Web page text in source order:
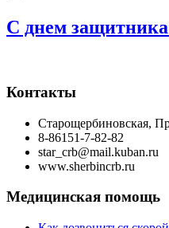
С днем защитника
Контакты
Старощербиновская,
8-86151-7-82-82
star_crb@mail.kuban.ru
www.sherbincrb.ru
Медицинская помощь